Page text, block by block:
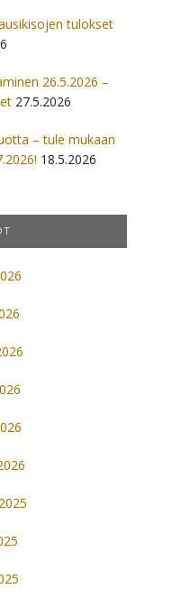
tulokset
26.5.2026 –
27.5.2026
– tule mukaan
18.5.2026